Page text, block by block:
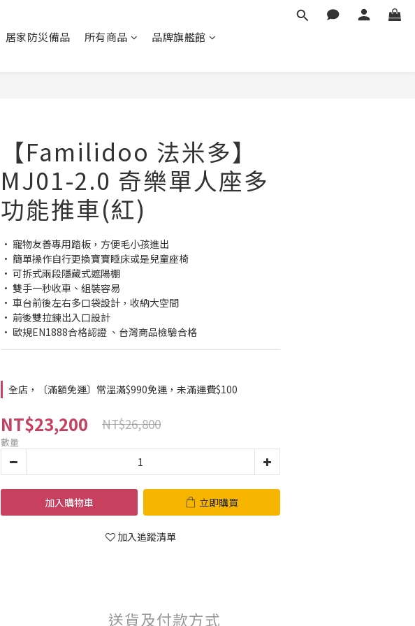
居家防災備品 所有商品 品牌旗艦館
【Familidoo 法米多】
MJ01-2.0 奇樂單人座多
功能推車(紅)
• 寵物友善專用踏板，方便毛小孩進出
• 簡單操作自行更換寶寶睡床或是兒童座椅
• 可拆式兩段隱藏式遮陽棚
• 雙手一秒收車、組裝容易
• 車台前後左右多口袋設計，收納大空間
• 前後雙拉鍊出入口設計
• 歐規EN1888合格認證 、台灣商品檢驗合格
全店，〔滿額免運〕常溫滿$990免運，未滿運費$100
NT$23,200 NT$26,800
數量
加入購物車 立即購買
加入追蹤清單
送貨及付款方式